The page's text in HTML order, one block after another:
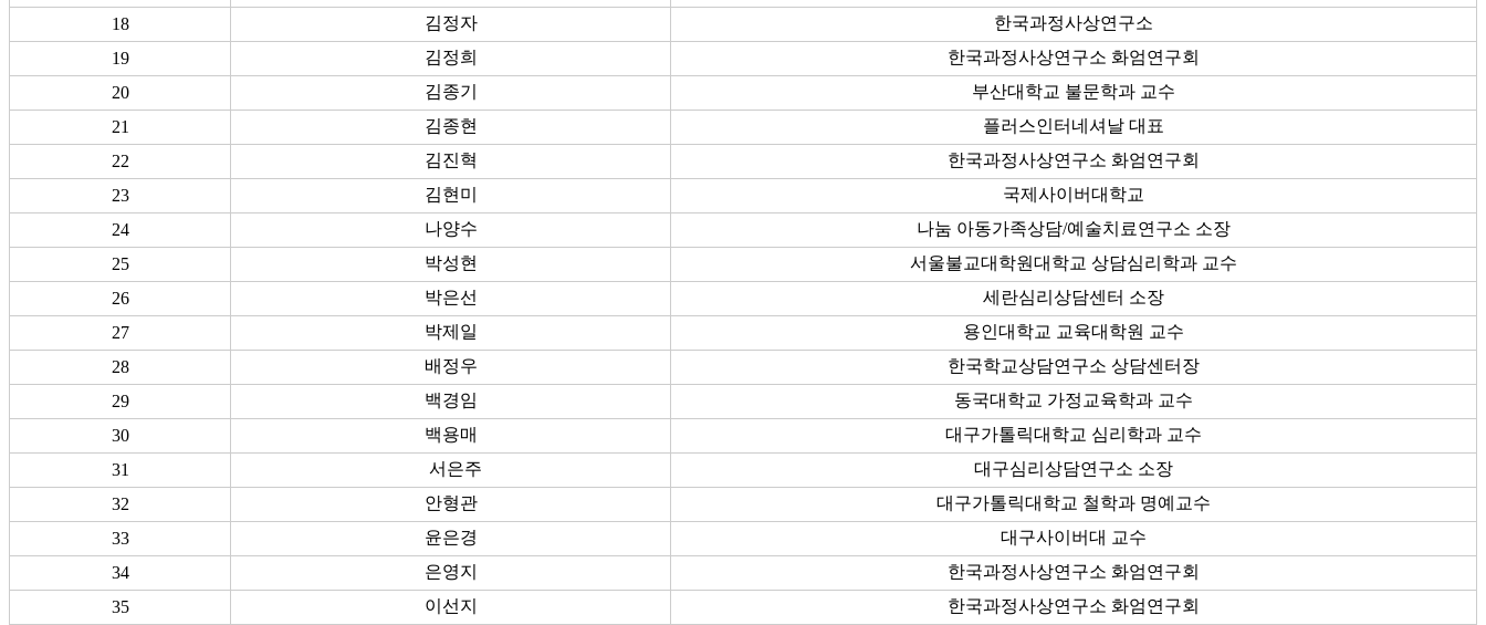
18
김정자
한국과정사상연구소
19
김정희
한국과정사상연구소 화엄연구회
20
김종기
부산대학교 불문학과 교수
21
김종현
플러스인터네셔날 대표
22
김진혁
한국과정사상연구소 화엄연구회
23
김현미
국제사이버대학교
24
나양수
나눔 아동가족상담/예술치료연구소 소장
25
박성현
서울불교대학원대학교 상담심리학과 교수
26
박은선
세란심리상담센터 소장
27
박제일
용인대학교 교육대학원 교수
28
배정우
한국학교상담연구소 상담센터장
29
백경임
동국대학교 가정교육학과 교수
30
백용매
대구가톨릭대학교 심리학과 교수
31
서은주
대구심리상담연구소 소장
32
안형관
대구가톨릭대학교 철학과 명예교수
33
윤은경
대구사이버대 교수
34
은영지
한국과정사상연구소 화엄연구회
35
이선지 한국과정사상연구소 화엄연구회